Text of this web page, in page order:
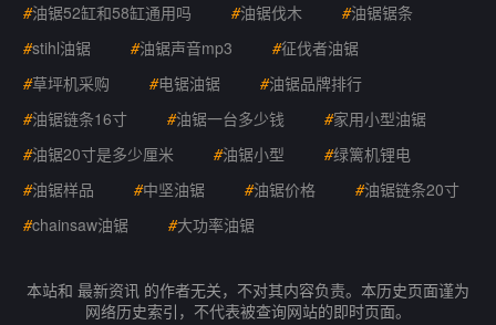
#油锯52缸和58缸通用吗 #油锯伐木 #油锯锯条
#stihl油锯 #油锯声音mp3 #征伐者油锯
#草坪机采购 #电锯油锯 #油锯品牌排行
#油锯链条16寸 #油锯一台多少钱 #家用小型油锯
#油锯20寸是多少厘米 #油锯小型 #绿篱机锂电
#油锯样品 #中坚油锯 #油锯价格 #油锯链条20寸
#chainsaw油锯 #大功率油锯
本站和 最新资讯 的作者无关，不对其内容负责。本历史页面谨为
网络历史索引，不代表被查询网站的即时页面。